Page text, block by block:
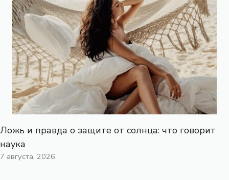
Ложь и правда о защите от солнца: что говорит
наука
7 августа, 2026